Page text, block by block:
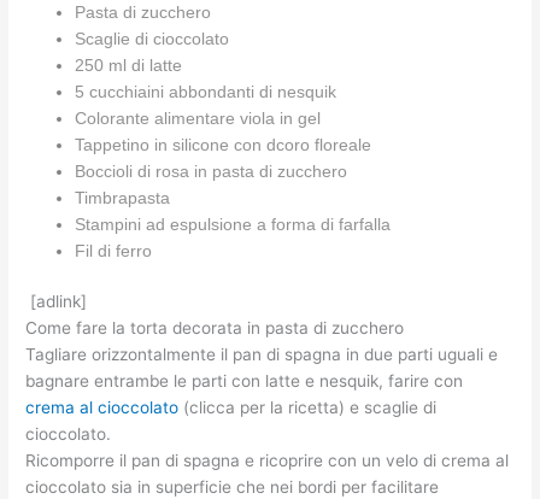
Pasta di zucchero
Scaglie di cioccolato
250 ml di latte
5 cucchiaini abbondanti di nesquik
Colorante alimentare viola in gel
Tappetino in silicone con dcoro floreale
Boccioli di rosa in pasta di zucchero
Timbrapasta
Stampini ad espulsione a forma di farfalla
Fil di ferro
[adlink]
Come fare la torta decorata in pasta di zucchero
Tagliare orizzontalmente il pan di spagna in due parti uguali e
bagnare entrambe le parti con latte e nesquik, farire con
crema al cioccolato (clicca per la ricetta) e scaglie di
cioccolato.
Ricomporre il pan di spagna e ricoprire con un velo di crema al
cioccolato sia in superficie che nei bordi per facilitare